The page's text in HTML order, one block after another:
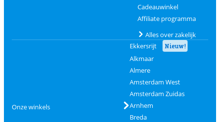
Cadeauwinkel
Affiliate programma
Alles over zakelijk
Onze winkels
Ekkersrijt Nieuw!
Alkmaar
Almere
Amsterdam West
Amsterdam Zuidas
Arnhem
Breda